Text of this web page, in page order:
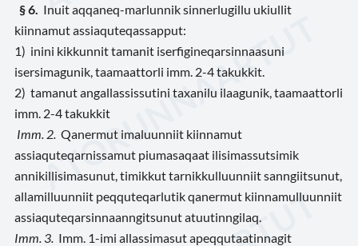
§ 6. Inuit aqqaneq-marlunnik sinnerlugillu ukiullit
kiinnamut assiaquteqassapput:
1) inini kikkunnit tamanit iserfigineqarsinnaasuni
isersimagunik, taamaattorli imm. 2-4 takukkit.
2) tamanut angallassissutini taxanilu ilaagunik, taamaattorli
imm. 2-4 takukkit
Imm. 2. Qanermut imaluunniit kiinnamut
assiaquteqarnissamut piumasaqaat ilisimassutsimik
annikillisimasunut, timikkut tarnikkulluunniit sanngiitsunut,
allamilluunniit peqquteqarlutik qanermut kiinnamulluunniit
assiaquteqarsinnaanngitsunut atuutinngilaq.
Imm. 3. Imm. 1-imi allassimasut apeqqutaatinnagit